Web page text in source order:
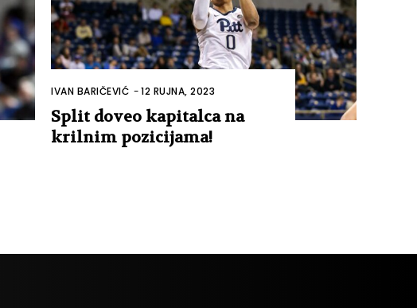
IVAN BARIČEVIĆ -12 RUJNA, 2023
Split doveo kapitalca na
krilnim pozicijama!